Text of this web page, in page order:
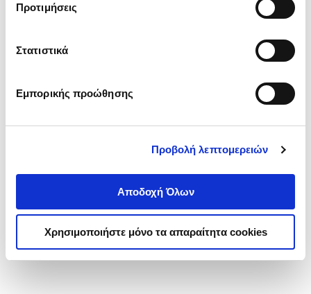
Προτιμήσεις
Στατιστικά
Εμπορικής προώθησης
Προβολή λεπτομερειών
Αποδοχή Όλων
Χρησιμοποιήστε μόνο τα απαραίτητα cookies